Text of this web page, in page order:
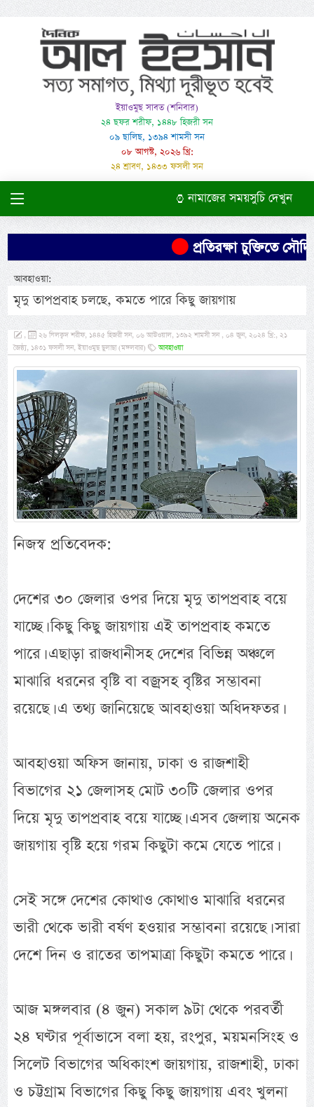
ইয়াওমুছ সাবত (শনিবার)
২৪ ছফর শরীফ, ১৪৪৮ হিজরী সন
০৯ ছালিছ, ১৩৯৪ শামসী সন
০৮ আগস্ট, ২০২৬ খ্রি:
২৪ শ্রাবণ, ১৪৩৩ ফসলী সন
নামাজের সময়সুচি দেখুন
প্রতিরক্ষা চুক্তিতে
আবহাওয়া:
মৃদু তাপপ্রবাহ চলছে, কমতে পারে কিছু জায়গায়
,
২৬ যিলক্বদ শরীফ, ১৪৪৫ হিজরী সন, ০৬ আউওয়াল, ১৩৯২ শামসী সন , ০৪ জুন, ২০২৪ খ্রি:, ২১
জৈষ্ঠ্য, ১৪৩১ ফসলী সন, ইয়াওমুছ ছুলাছা (মঙ্গলবার)
আবহাওয়া
নিজস্ব প্রতিবেদক:
দেশের ৩০ জেলার ওপর দিয়ে মৃদু তাপপ্রবাহ বয়ে
যাচ্ছে। কিছু কিছু জায়গায় এই তাপপ্রবাহ কমতে
পারে। এছাড়া রাজধানীসহ দেশের বিভিন্ন অঞ্চলে
মাঝারি ধরনের বৃষ্টি বা বজ্রসহ বৃষ্টির সম্ভাবনা
রয়েছে। এ তথ্য জানিয়েছে আবহাওয়া অধিদফতর।
আবহাওয়া অফিস জানায়, ঢাকা ও রাজশাহী
বিভাগের ২১ জেলাসহ মোট ৩০টি জেলার ওপর
দিয়ে মৃদু তাপপ্রবাহ বয়ে যাচ্ছে। এসব জেলায় অনেক
জায়গায় বৃষ্টি হয়ে গরম কিছুটা কমে যেতে পারে।
সেই সঙ্গে দেশের কোথাও কোথাও মাঝারি ধরনের
ভারী থেকে ভারী বর্ষণ হওয়ার সম্ভাবনা রয়েছে। সারা
দেশে দিন ও রাতের তাপমাত্রা কিছুটা কমতে পারে।
আজ মঙ্গলবার (৪ জুন) সকাল ৯টা থেকে পরবর্তী
২৪ ঘণ্টার পূর্বাভাসে বলা হয়, রংপুর, ময়মনসিংহ ও
সিলেট বিভাগের অধিকাংশ জায়গায়, রাজশাহী, ঢাকা
ও চট্টগ্রাম বিভাগের কিছু কিছু জায়গায় এবং খুলনা